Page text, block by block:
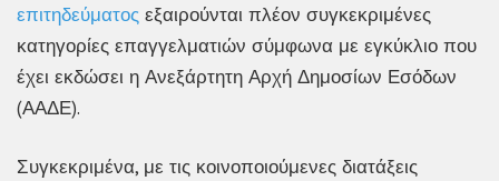
επιτηδεύματος εξαιρούνται πλέον συγκεκριμένες
κατηγορίες επαγγελματιών σύμφωνα με εγκύκλιο που
έχει εκδώσει η Ανεξάρτητη Αρχή Δημοσίων Εσόδων
(ΑΑΔΕ).
Συγκεκριμένα, με τις κοινοποιούμενες διατάξεις